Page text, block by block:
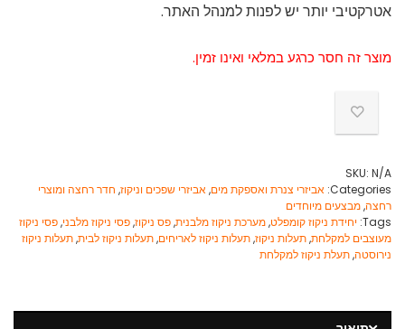
אטרקטיבי יותר יש לפנות למנהל האתר.
מוצר זה חסר כרגע במלאי ואינו זמין.
SKU: N/A
Categories: אביזרי צנרת ואספקת מים,אביזרי שפכים וניקוז, חדר רחצה ומוצרי
רחצה,מבצעים מיוחדים
Tags: יחידת ניקוז קומפלט,מערכת ניקוז מלבנית,פס ניקוז,פסי ניקוז מלבני,פסי ניקוז
מעוצבים למקלחת,תעלות ניקוז,תעלות ניקוז לאריחים,תעלות ניקוז לבית,תעלות ניקוז
נירוסטה,תעלת ניקוז למקלחת